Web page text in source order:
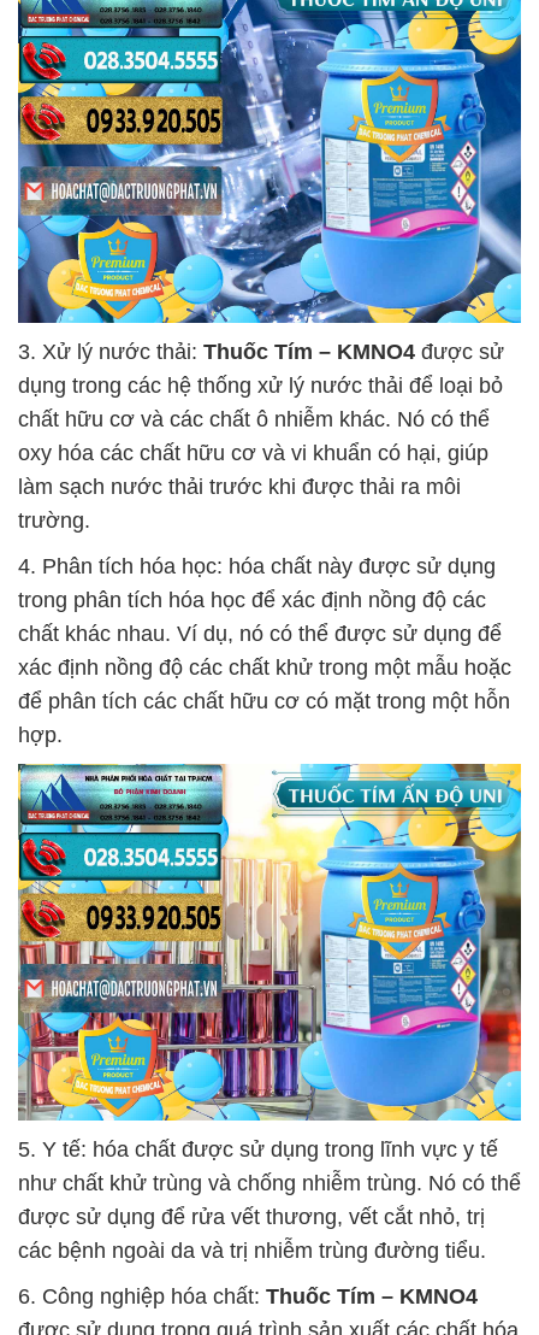
3. Xử lý nước thải: Thuốc Tím – KMNO4 được sử
dụng trong các hệ thống xử lý nước thải để loại bỏ
chất hữu cơ và các chất ô nhiễm khác. Nó có thể
oxy hóa các chất hữu cơ và vi khuẩn có hại, giúp
làm sạch nước thải trước khi được thải ra môi
trường.
4. Phân tích hóa học: hóa chất này được sử dụng
trong phân tích hóa học để xác định nồng độ các
chất khác nhau. Ví dụ, nó có thể được sử dụng để
xác định nồng độ các chất khử trong một mẫu hoặc
để phân tích các chất hữu cơ có mặt trong một hỗn
hợp.
5. Y tế: hóa chất được sử dụng trong lĩnh vực y tế
như chất khử trùng và chống nhiễm trùng. Nó có thể
được sử dụng để rửa vết thương, vết cắt nhỏ, trị
các bệnh ngoài da và trị nhiễm trùng đường tiểu.
6. Công nghiệp hóa chất: Thuốc Tím – KMNO4
được sử dụng trong quá trình sản xuất các chất hóa